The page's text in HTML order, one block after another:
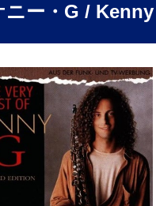
ニー・G /